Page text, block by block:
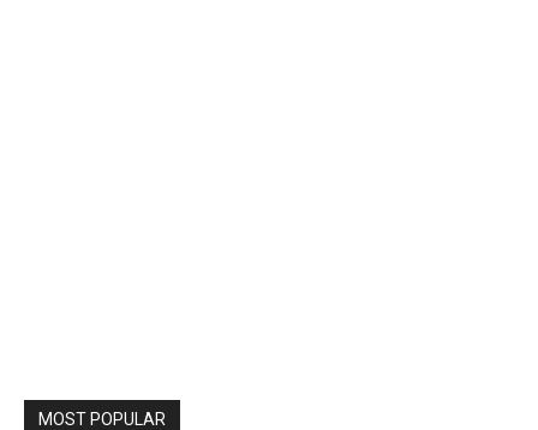
MOST POPULAR